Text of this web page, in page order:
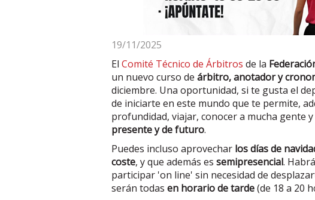
19/11/2025
ElComité Técnico de Árbitros de la
un nuevo curso deárbitro, anotador y
diciembre. Una oportunidad, si te gusta el
de iniciarte en este mundo que te permite,
profundidad, viajar, conocer a mucha gente
presente y de futuro.
Puedes incluso aprovechar los días de
coste, y que además essemipresencial.
participar 'on line' sin necesidad de
serán todasen horario de tarde(de 18 a 20